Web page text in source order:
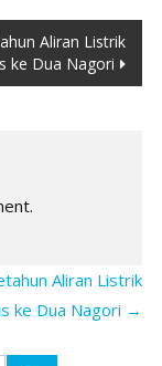
Aliran Listrik
ke Dua Nagori
Aliran Listrik
ke Dua Nagori →